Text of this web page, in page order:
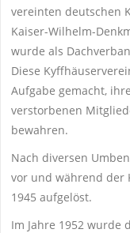
vereinten deutschen
Kaiser-Wilhelm-
wurde als
Diese
Aufgabe gemacht,
verstorbenen
bewahren.
Nach diversen
vor und während der
1945 aufgelöst.
Im Jahre 1952 wurde